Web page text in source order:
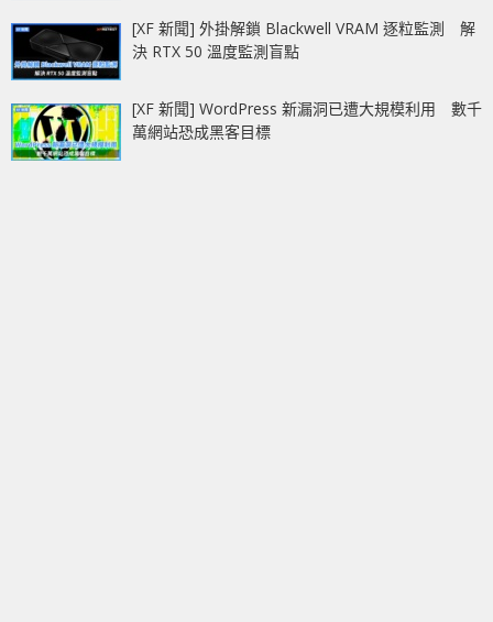
[XF 新聞] 外掛解鎖 Blackwell VRAM 逐粒監測 解
決 RTX 50 溫度監測盲點
[XF 新聞] WordPress 新漏洞已遭大規模利用 數千
萬網站恐成黑客目標